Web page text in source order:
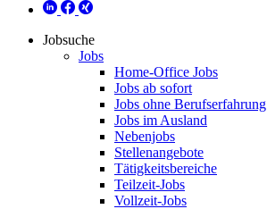
Jobsuche
Jobs
Home-Office Jobs
Jobs ab sofort
Jobs ohne Berufserfahrung
Jobs im Ausland
Nebenjobs
Stellenangebote
Tätigkeitsbereiche
Teilzeit-Jobs
Vollzeit-Jobs